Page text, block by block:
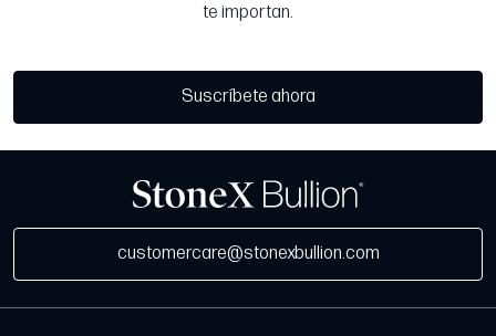
te importan.
Suscríbete ahora
customercare@stonexbullion.com